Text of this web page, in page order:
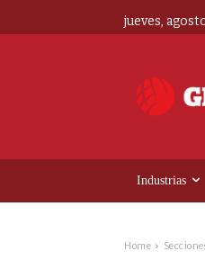
jueves,
Industrias
Home